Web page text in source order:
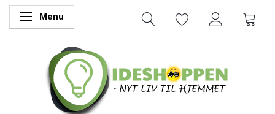
Skifte navigation
Menu